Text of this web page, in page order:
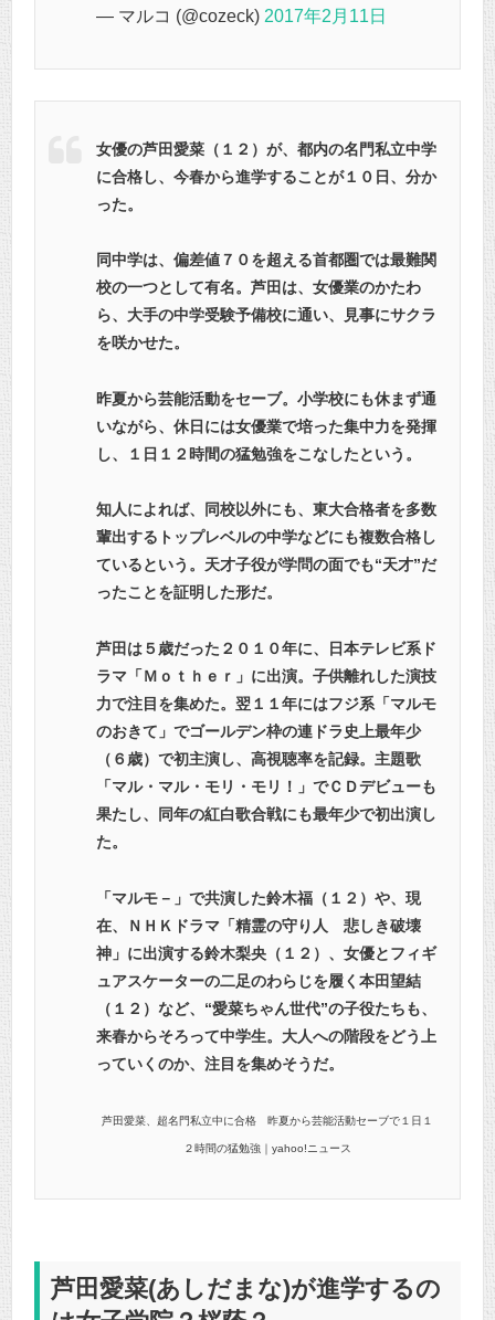
— マルコ (@cozeck) 2017年2月11日
女優の芦田愛菜（１２）が、都内の名門私立中学
に合格し、今春から進学することが１０日、分か
った。
同中学は、偏差値７０を超える首都圏では最難関
校の一つとして有名。芦田は、女優業のかたわ
ら、大手の中学受験予備校に通い、見事にサクラ
を咲かせた。
昨夏から芸能活動をセーブ。小学校にも休まず通
いながら、休日には女優業で培った集中力を発揮
し、１日１２時間の猛勉強をこなしたという。
知人によれば、同校以外にも、東大合格者を多数
輩出するトップレベルの中学などにも複数合格し
ているという。天才子役が学問の面でも“天才”だ
ったことを証明した形だ。
芦田は５歳だった２０１０年に、日本テレビ系ド
ラマ「Ｍｏｔｈｅｒ」に出演。子供離れした演技
力で注目を集めた。翌１１年にはフジ系「マルモ
のおきて」でゴールデン枠の連ドラ史上最年少
（６歳）で初主演し、高視聴率を記録。主題歌
「マル・マル・モリ・モリ！」でＣＤデビューも
果たし、同年の紅白歌合戦にも最年少で初出演し
た。
「マルモ－」で共演した鈴木福（１２）や、現
在、ＮＨＫドラマ「精霊の守り人 悲しき破壊
神」に出演する鈴木梨央（１２）、女優とフィギ
ュアスケーターの二足のわらじを履く本田望結
（１２）など、“愛菜ちゃん世代”の子役たちも、
来春からそろって中学生。大人への階段をどう上
っていくのか、注目を集めそうだ。
芦田愛菜、超名門私立中に合格 昨夏から芸能活動セーブで１日１
２時間の猛勉強｜yahoo!ニュース
芦田愛菜(あしだまな)が進学するの